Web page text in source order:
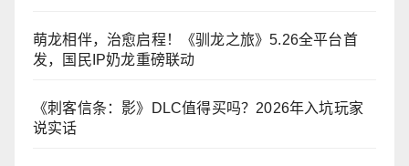
萌龙相伴，治愈启程！《驯龙之旅》5.26全平台首
发，国民IP奶龙重磅联动
《刺客信条：影》DLC值得买吗？2026年入坑玩家
说实话